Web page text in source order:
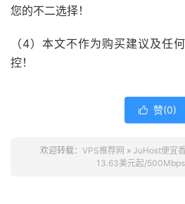
您的不二选择！
（4）本文不作为购买建议及任
控！
 赞(0)
欢迎转载： VPS推荐网 » JuHost便宜
13.63美元起/